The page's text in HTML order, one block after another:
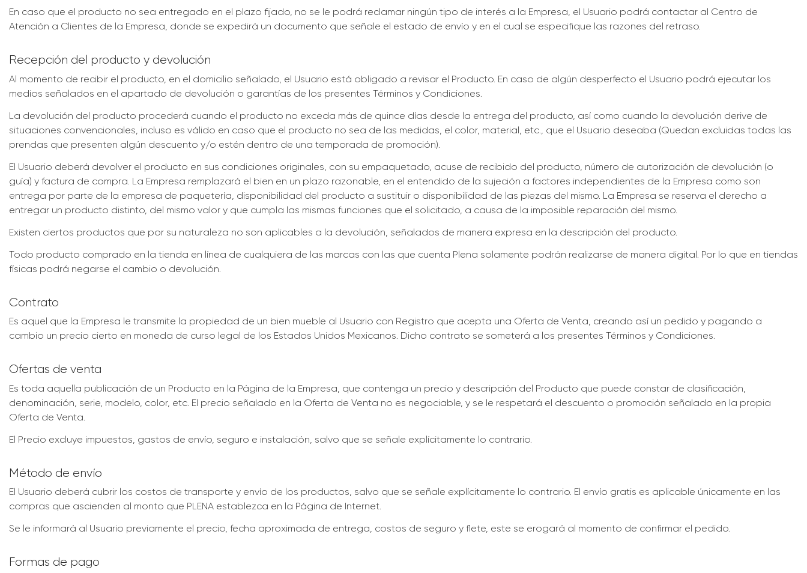
En caso que el producto no sea entregado en el plazo fijado, no se le podrá reclamar ningún tipo de interés a la Empresa, el Usuario podrá contactar al Centro de
Atención a Clientes de la Empresa, donde se expedirá un documento que señale el estado de envío y en el cual se especifique las razones del retraso.
Recepción del producto y devolución
Al momento de recibir el producto, en el domicilio señalado, el Usuario está obligado a revisar el Producto. En caso de algún desperfecto el Usuario podrá ejecutar los
medios señalados en el apartado de devolución o garantías de los presentes Términos y Condiciones.
La devolución del producto procederá cuando el producto no exceda más de quince días desde la entrega del producto, así como cuando la devolución derive de
situaciones convencionales, incluso es válido en caso que el producto no sea de las medidas, el color, material, etc., que el Usuario deseaba (Quedan excluidas todas las
prendas que presenten algún descuento y/o estén dentro de una temporada de promoción).
El Usuario deberá devolver el producto en sus condiciones originales, con su empaquetado, acuse de recibido del producto, número de autorización de devolución (o
guía) y factura de compra. La Empresa remplazará el bien en un plazo razonable, en el entendido de la sujeción a factores independientes de la Empresa como son
entrega por parte de la empresa de paquetería, disponibilidad del producto a sustituir o disponibilidad de las piezas del mismo. La Empresa se reserva el derecho a
entregar un producto distinto, del mismo valor y que cumpla las mismas funciones que el solicitado, a causa de la imposible reparación del mismo.
Existen ciertos productos que por su naturaleza no son aplicables a la devolución, señalados de manera expresa en la descripción del producto.
Todo producto comprado en la tienda en línea de cualquiera de las marcas con las que cuenta Plena solamente podrán realizarse de manera digital. Por lo que en tiendas
físicas podrá negarse el cambio o devolución.
Contrato
Es aquel que la Empresa le transmite la propiedad de un bien mueble al Usuario con Registro que acepta una Oferta de Venta, creando así un pedido y pagando a
cambio un precio cierto en moneda de curso legal de los Estados Unidos Mexicanos. Dicho contrato se someterá a los presentes Términos y Condiciones.
Ofertas de venta
Es toda aquella publicación de un Producto en la Página de la Empresa, que contenga un precio y descripción del Producto que puede constar de clasificación,
denominación, serie, modelo, color, etc. El precio señalado en la Oferta de Venta no es negociable, y se le respetará el descuento o promoción señalado en la propia
Oferta de Venta.
El Precio excluye impuestos, gastos de envío, seguro e instalación, salvo que se señale explícitamente lo contrario.
Método de envío
El Usuario deberá cubrir los costos de transporte y envío de los productos, salvo que se señale explícitamente lo contrario. El envío gratis es aplicable únicamente en las
compras que ascienden al monto que PLENA establezca en la Página de Internet.
Se le informará al Usuario previamente el precio, fecha aproximada de entrega, costos de seguro y flete, este se erogará al momento de confirmar el pedido.
Formas de pago